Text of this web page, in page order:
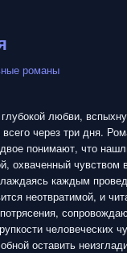
романы
глубокой любви,
через три дня.
понимают, что
охваченный чувством
каждым
неотвратимой, и
человеческих
оставить